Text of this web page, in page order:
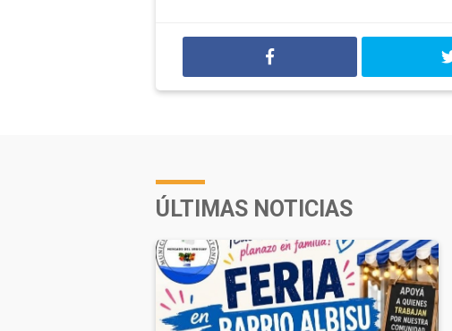
ÚLTIMAS NOTICIAS